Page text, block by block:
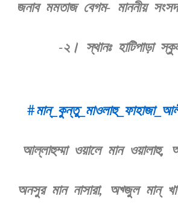
জনাব মমতাজ বেগম- মাননীয়
-২। স্থানঃ হাটিপাড়া
আল্লাহুম্মা ওয়ালে মান ওয়ালাহু,
অনসুর মান নাসারা, অখ্জুল মান্